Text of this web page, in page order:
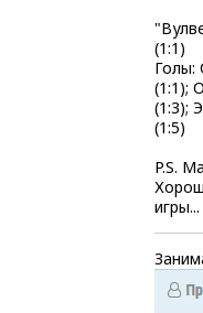
(1:1)
Голы:
(1:1);
(1:3);
(1:5)
P.S.
игры...